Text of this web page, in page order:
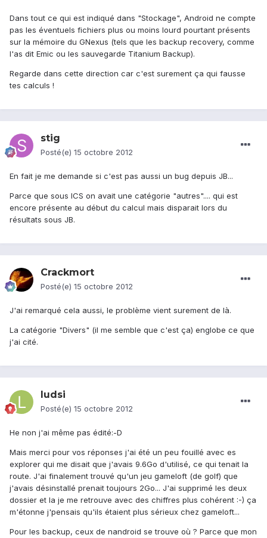
Dans tout ce qui est indiqué dans "Stockage", Android ne compte
pas les éventuels fichiers plus ou moins lourd pourtant présents
sur la mémoire du GNexus (tels que les backup recovery, comme
l'as dit Emic ou les sauvegarde Titanium Backup).
Regarde dans cette direction car c'est surement ça qui fausse
tes calculs !
stig
Posté(e) 15 octobre 2012
En fait je me demande si c'est pas aussi un bug depuis JB...
Parce que sous ICS on avait une catégorie "autres".... qui est
encore présente au début du calcul mais disparait lors du
résultats sous JB.
Crackmort
Posté(e) 15 octobre 2012
J'ai remarqué cela aussi, le problème vient surement de là.
La catégorie "Divers" (il me semble que c'est ça) englobe ce que
j'ai cité.
ludsi
Posté(e) 15 octobre 2012
He non j'ai même pas édité:-D
Mais merci pour vos réponses j'ai été un peu fouillé avec es
explorer qui me disait que j'avais 9.6Go d'utilisé, ce qui tenait la
route. J'ai finalement trouvé qu'un jeu gameloft (de golf) que
j'avais désinstallé prenait toujours 2Go... J'ai supprimé les deux
dossier et la je me retrouve avec des chiffres plus cohérent :-) ça
m'étonne j'pensais qu'ils étaient plus sérieux chez gameloft...
Pour les backup, ceux de nandroid se trouve où ? Parce que mon